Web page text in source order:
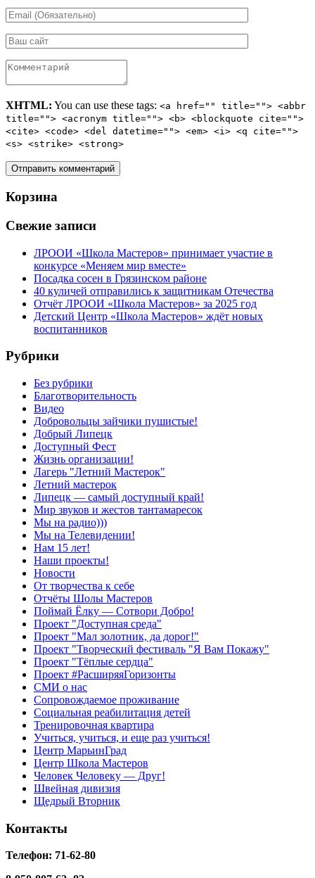
XHTML: You can use these tags: <a href="" title=""> <abbr
title=""> <acronym title=""> <b> <blockquote cite="">
<cite> <code> <del datetime=""> <em> <i> <q cite="">
<s> <strike> <strong>
Корзина
Свежие записи
ЛРООИ «Школа Мастеров» принимает участие в
конкурсе «Меняем мир вместе»
Посадка сосен в Грязинском районе
40 куличей отправились к защитникам Отечества
Отчёт ЛРООИ «Школа Мастеров» за 2025 год
Детский Центр «Школа Мастеров» ждёт новых
воспитанников
Рубрики
Без рубрики
Благотворительность
Видео
Добровольцы зайчики пушистые!
Добрый Липецк
Доступный Фест
Жизнь организации!
Лагерь "Летний Мастерок"
Летний мастерок
Липецк — самый доступный край!
Мир звуков и жестов тантамаресок
Мы на радио)))
Мы на Телевидении!
Нам 15 лет!
Наши проекты!
Новости
От творчества к себе
Отчёты Шолы Мастеров
Поймай Ёлку — Сотвори Добро!
Проект "Доступная среда"
Проект "Мал золотник, да дорог!"
Проект "Творческий фестиваль "Я Вам Покажу"
Проект "Тёплые сердца"
Проект #РасширяяГоризонты
СМИ о нас
Сопровождаемое проживание
Социальная реабилитация детей
Тренировочная квартира
Учиться, учиться, и еще раз учиться!
Центр МарьинГрад
Центр Школа Мастеров
Человек Человеку — Друг!
Швейная дивизия
Щедрый Вторник
Контакты
Телефон: 71-62-80